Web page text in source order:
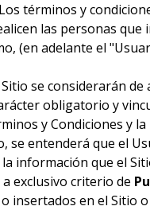
términos y
las personas que
(en adelante el
se considerarán
obligatorio y
y Condiciones y
se entenderá que el
información que el
exclusivo criterio de
en el Sitio